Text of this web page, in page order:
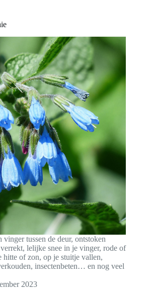
tussen de deur, ontstoken
lelijke snee in je vinger, rode of
hitte of zon, op je stuitje vallen,
insectenbeten… en nog veel
2023